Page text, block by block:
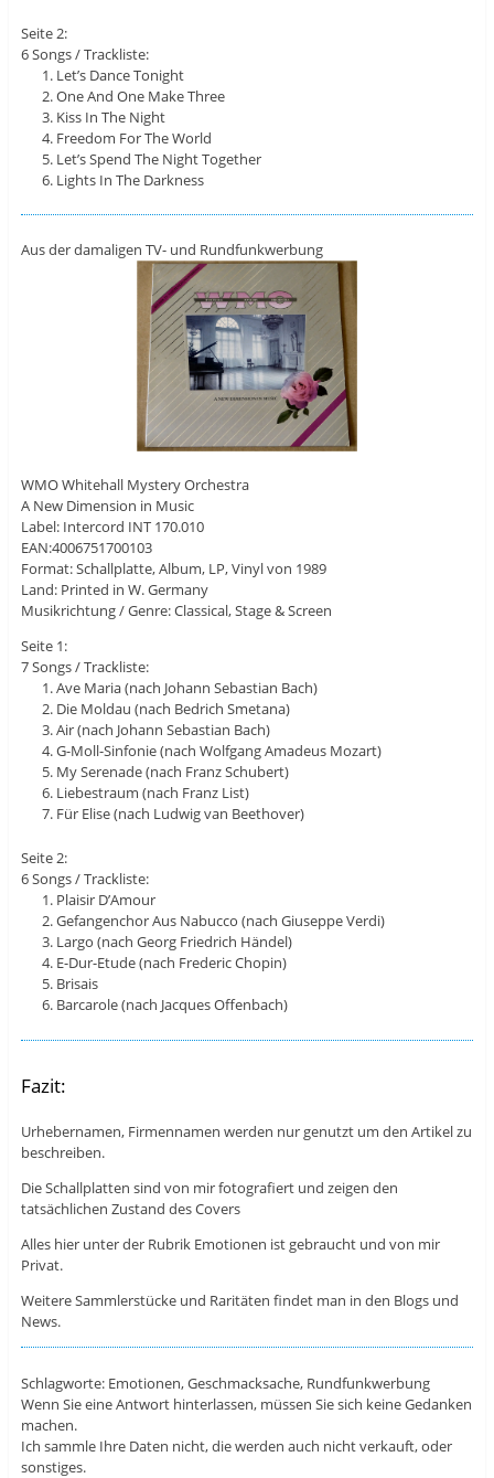
Seite 2:
6 Songs / Trackliste:
Let’s Dance Tonight
One And One Make Three
Kiss In The Night
Freedom For The World
Let’s Spend The Night Together
Lights In The Darkness
Aus der damaligen TV- und Rundfunkwerbung
WMO Whitehall Mystery Orchestra
A New Dimension in Music
Label: Intercord INT 170.010
EAN:4006751700103
Format: Schallplatte, Album, LP, Vinyl von 1989
Land: Printed in W. Germany
Musikrichtung / Genre: Classical, Stage & Screen
Seite 1:
7 Songs / Trackliste:
Ave Maria (nach Johann Sebastian Bach)
Die Moldau (nach Bedrich Smetana)
Air (nach Johann Sebastian Bach)
G-Moll-Sinfonie (nach Wolfgang Amadeus Mozart)
My Serenade (nach Franz Schubert)
Liebestraum (nach Franz List)
Für Elise (nach Ludwig van Beethover)
Seite 2:
6 Songs / Trackliste:
Plaisir D’Amour
Gefangenchor Aus Nabucco (nach Giuseppe Verdi)
Largo (nach Georg Friedrich Händel)
E-Dur-Etude (nach Frederic Chopin)
Brisais
Barcarole (nach Jacques Offenbach)
Fazit:
Urhebernamen, Firmennamen werden nur genutzt um den Artikel zu
beschreiben.
Die Schallplatten sind von mir fotografiert und zeigen den
tatsächlichen Zustand des Covers
Alles hier unter der Rubrik Emotionen ist gebraucht und von mir
Privat.
Weitere Sammlerstücke und Raritäten findet man in den Blogs und
News.
Schlagworte: Emotionen, Geschmacksache, Rundfunkwerbung
Wenn Sie eine Antwort hinterlassen, müssen Sie sich keine Gedanken
machen.
Ich sammle Ihre Daten nicht, die werden auch nicht verkauft, oder
sonstiges.